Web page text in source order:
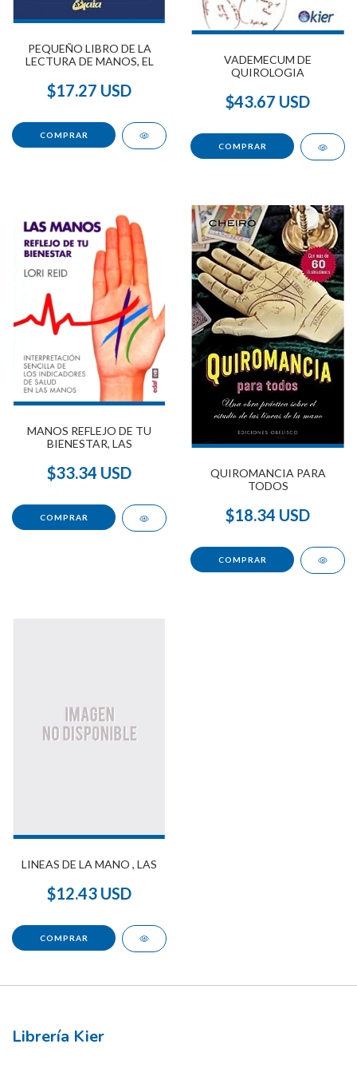
PEQUEÑO LIBRO DE LA
LECTURA DE MANOS, EL
$17.27 USD
VADEMECUM DE
QUIROLOGIA
$43.67 USD
MANOS REFLEJO DE TU
BIENESTAR, LAS
$33.34 USD
QUIROMANCIA PARA
TODOS
$18.34 USD
LINEAS DE LA MANO , LAS
$12.43 USD
Librería Kier